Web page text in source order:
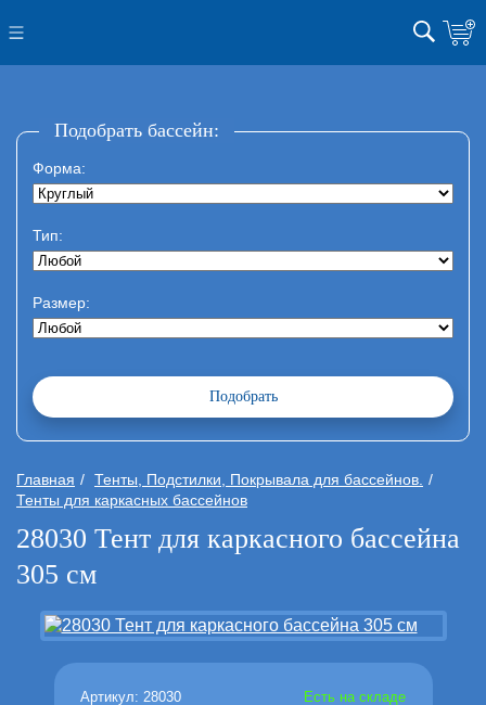
Подобрать бассейн:
Форма:
Тип:
Размер:
Главная
Тенты, Подстилки, Покрывала для бассейнов.
Тенты для каркасных бассейнов
28030 Тент для каркасного бассейна
305 см
Артикул: 28030 Есть на складе